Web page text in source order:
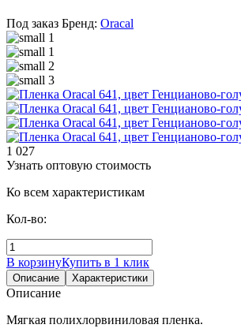
Под заказ Бренд: Oracal
1 027
Узнать оптовую стоимость
Ко всем характеристикам
Кол-во:
В корзинуКупить в 1 клик
Описание Характеристики
Описание
Мягкая полихлорвиниловая пленка.